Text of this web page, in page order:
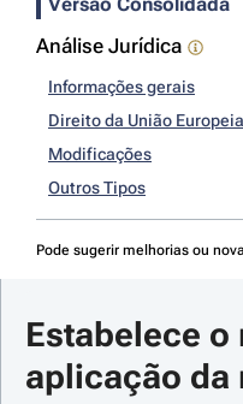
Análise Jurídica
Informações gerais
Direito da União Europeia
Modificações
Outros Tipos
Pode sugerir melhorias ou
Estabelece o
aplicação da